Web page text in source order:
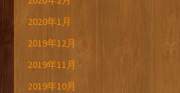
2020年1月
2019年12月
2019年11月
2019年10月